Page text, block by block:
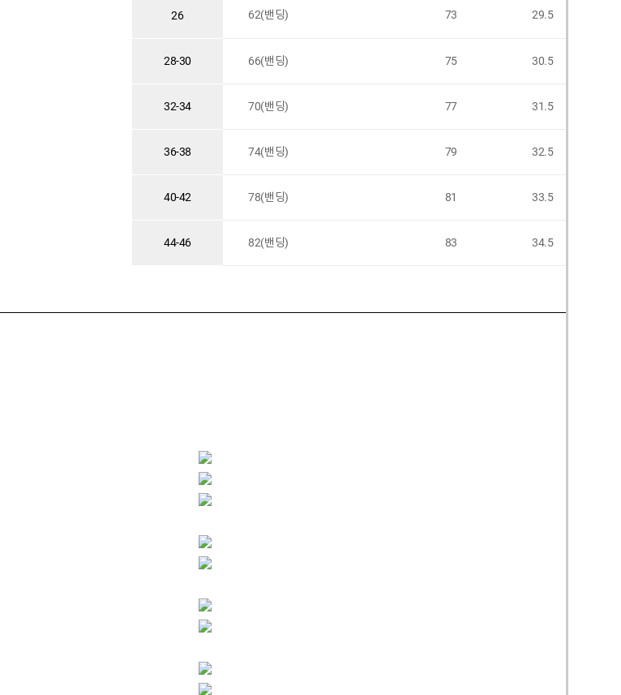
26 62(밴딩) 73 29.5
28-30 66(밴딩) 75 30.5
32-34 70(밴딩) 77 31.5
36-38 74(밴딩) 79 32.5
40-42 78(밴딩) 81 33.5
44-46 82(밴딩) 83 34.5